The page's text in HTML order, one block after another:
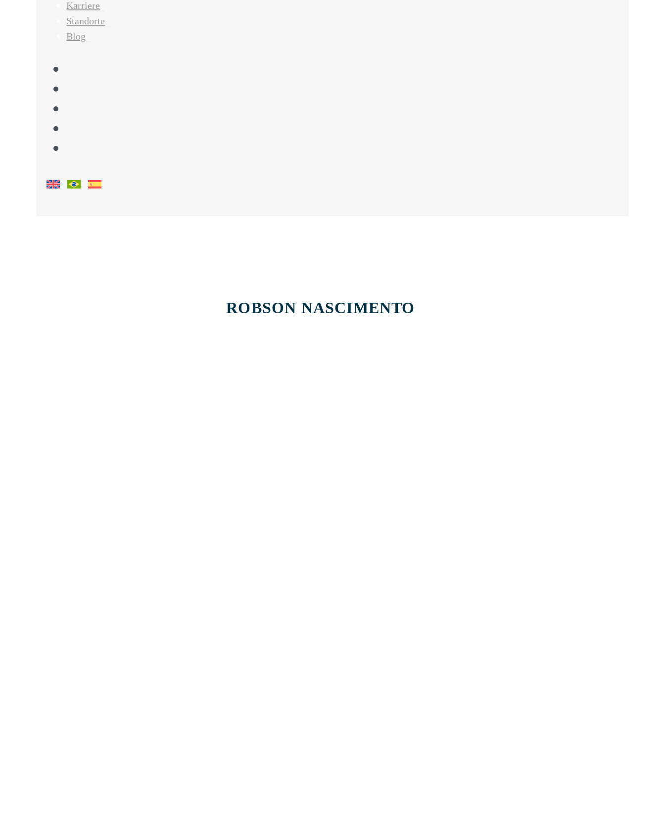
Karriere
Standorte
Blog
ROBSON NASCIMENTO